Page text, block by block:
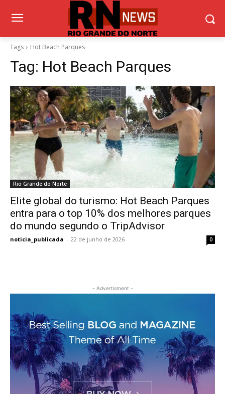
Tags Hot Beach Parques
Tag: Hot Beach Parques
Rio Grande do Norte
Elite global do turismo: Hot Beach Parques
entra para o top 10% dos melhores parques
do mundo segundo o TripAdvisor
noticia_publicada - 22 de junho de 2026 0
- Advertisment -